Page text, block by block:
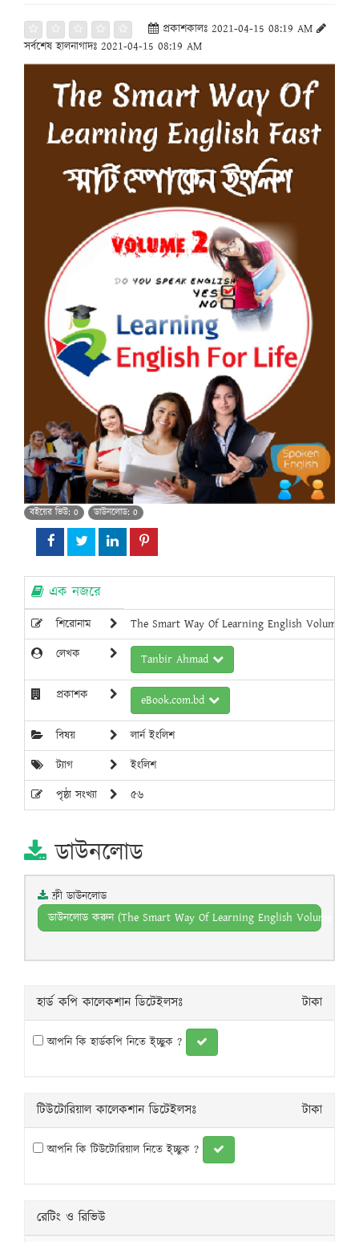
প্রকাশকালঃ 2021-04-15 08:19 AM
সর্বশেষ হালনাগাদঃ 2021-04-15 08:19 AM
বইয়ের ভিউ: 0 ডাউনলোড: 0
এক নজরে
শিরোনাম
The Smart Way Of Learning English Volume
লেখক
Tanbir Ahmad
প্রকাশক eBook.com.bd
বিষয়
লার্ন ইংলিশ
ট্যাগ
ইংলিশ
পৃষ্ঠা সংখ্যা
৫৬
ডাউনলোড
ফ্রী ডাউনলোড
ডাউনলোড করুন (The Smart Way Of Learning English Volume 2 S-
হার্ড কপি কালেকশান ডিটেইলসঃ টাকা
আপনি কি হার্ডকপি নিতে ই্চ্ছুক ?
টিউটোরিয়াল কালেকশান ডিটেইলসঃ টাকা
আপনি কি টিউটোরিয়াল নিতে ই্চ্ছুক ?
রেটিং ও রিভিউ